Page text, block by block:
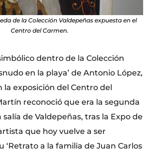
de la Colección Valdepeñas expuesta en el
Centro del Carmen.
dentro de la Colección
en la playa’ de Antonio López,
la exposición del Centro del
reconoció que era la segunda
salía de Valdepeñas, tras la Expo de
que hoy vuelve a ser
‘Retrato a la familia de Juan Carlos